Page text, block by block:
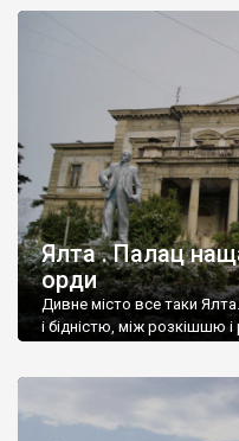
Ялта . Палац
орди
Дивне місто все таки
і бідністю, між розкішшю